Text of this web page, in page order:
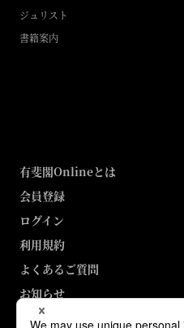
ジュリスト
書籍案内
有斐閣Onlineとは
会員登録
ログイン
利用規約
よくあるご質問
お知らせ